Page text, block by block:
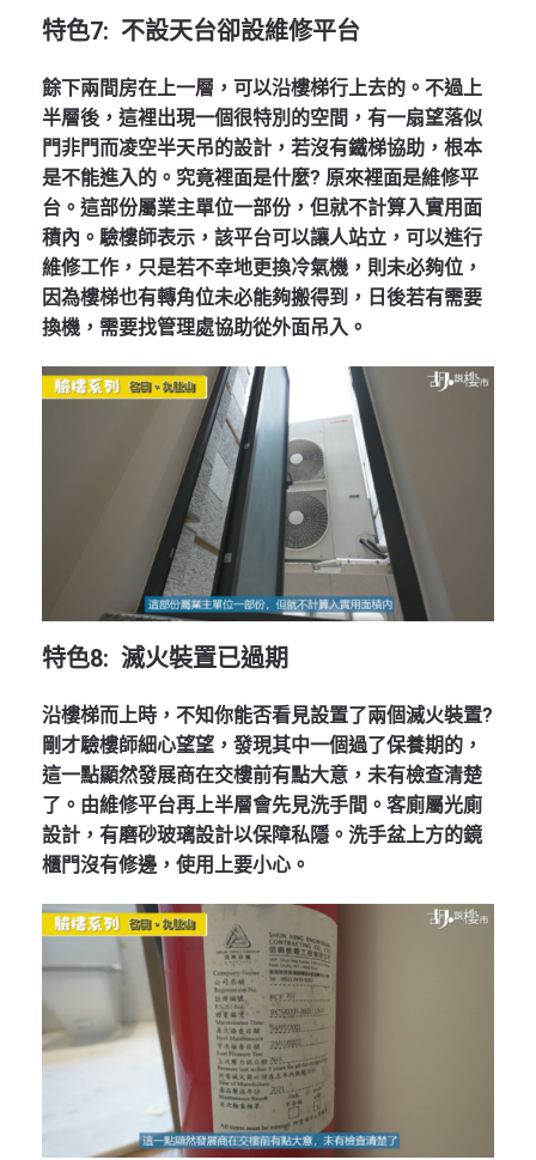
特色7: 不設天台卻設維修平台
餘下兩間房在上一層，可以沿樓梯行上去的。不過上
半層後，這裡出現一個很特別的空間，有一扇望落似
門非門而凌空半天吊的設計，若沒有鐵梯協助，根本
是不能進入的。究竟裡面是什麼? 原來裡面是維修平
台。這部份屬業主單位一部份，但就不計算入實用面
積內。驗樓師表示，該平台可以讓人站立，可以進行
維修工作，只是若不幸地更換冷氣機，則未必夠位，
因為樓梯也有轉角位未必能夠搬得到，日後若有需要
換機，需要找管理處協助從外面吊入。
特色8: 滅火裝置已過期
沿樓梯而上時，不知你能否看見設置了兩個滅火裝置?
剛才驗樓師細心望望，發現其中一個過了保養期的，
這一點顯然發展商在交樓前有點大意，未有檢查清楚
了。由維修平台再上半層會先見洗手間。客廁屬光廁
設計，有磨砂玻璃設計以保障私隱。洗手盆上方的鏡
櫃門沒有修邊，使用上要小心。